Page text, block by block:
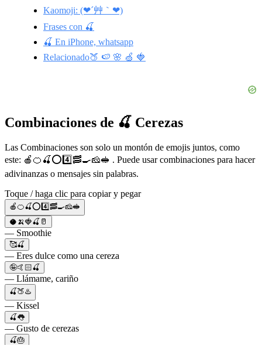
Kaomoji: (❤´艸｀❤)
Frases con 🍒
🍒 En iPhone, whatsapp
Relacionado🍑 🍉 🌸 🍏 🍓
Combinaciones de 🍒 Cerezas
Las Combinaciones son solo un montón de emojis juntos, como
este: 🍎🍊🍒⭕️4️⃣🥓🍳🧀🥪 . Puede usar combinaciones para hacer
adivinanzas o mensajes sin palabras.
Toque / haga clic para copiar y pegar
🍎🍊🍒⭕️4️⃣🥓🍳🧀🥪
🥥🍌🍓🍒🥛
— Smoothie
🥰🍒
— Eres dulce como una cereza
🤪🤙🏻🍒
— Llámame, cariño
🍒🍑♨️
— Kissel
🍒👅
— Gusto de cerezas
🍒🎂